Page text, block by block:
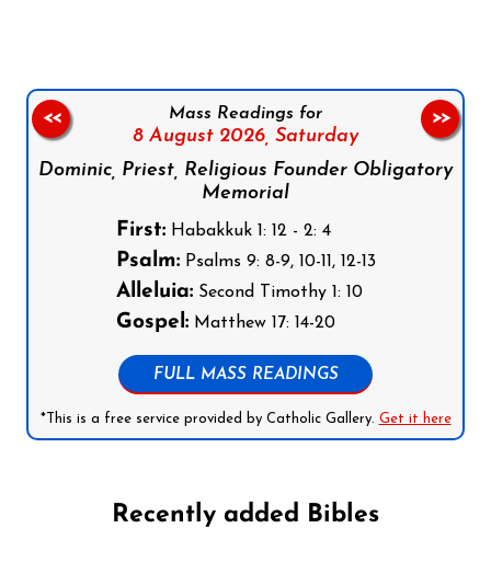
Mass Readings for
8 August 2026, Saturday
Dominic, Priest, Religious Founder Obligatory
Memorial
First:Habakkuk 1: 12 - 2: 4
Psalm:Psalms 9: 8-9, 10-11, 12-13
Alleluia:Second Timothy 1: 10
Gospel:Matthew 17: 14-20
FULL MASS READINGS
*This is a free service provided by Catholic Gallery. Get it here
<< >>
Recently added Bibles